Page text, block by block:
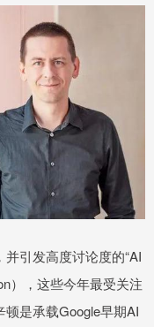
引发高度讨论度的“AI
），这些今年最受关注
是承载Google早期AI